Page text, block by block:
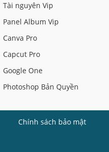
Tài nguyên Vip
Panel Album Vip
Canva Pro
Capcut Pro
Google One
Photoshop Bản Quyền
Chính sách bảo mật